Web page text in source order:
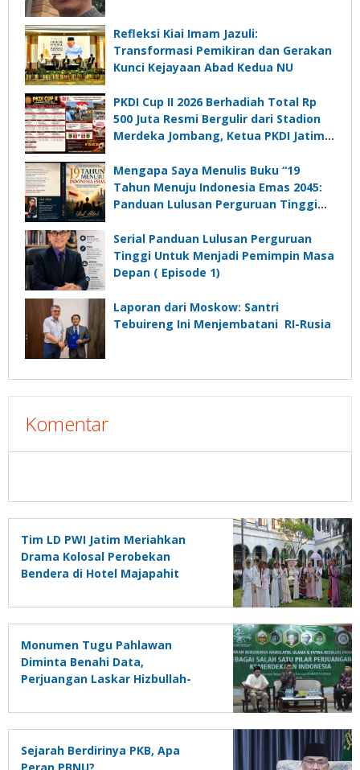
Refleksi Kiai Imam Jazuli:
Transformasi Pemikiran dan Gerakan
Kunci Kejayaan Abad Kedua NU
PKDI Cup II 2026 Berhadiah Total Rp
500 Juta Resmi Bergulir dari Stadion
Merdeka Jombang, Ketua PKDI Jatim:
Komunikasi Kades untuk Memajukan
Desa
Mengapa Saya Menulis Buku “19
Tahun Menuju Indonesia Emas 2045:
Panduan Lulusan Perguruan Tinggi
Depan”?
Serial Panduan Lulusan Perguruan
Tinggi Untuk Menjadi Pemimpin Masa
Depan ( Episode 1)
Laporan dari Moskow: Santri
Tebuireng Ini Menjembatani RI-Rusia
Komentar
Tim LD PWI Jatim Meriahkan
Drama Kolosal Perobekan
Bendera di Hotel Majapahit
Monumen Tugu Pahlawan
Diminta Benahi Data,
Perjuangan Laskar Hizbullah-
Sejarah Berdirinya PKB, Apa